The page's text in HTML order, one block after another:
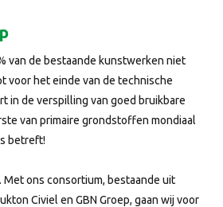
van de bestaande kunstwerken niet
voor het einde van de technische
in de verspilling van goed bruikbare
van primaire grondstoffen mondiaal
betreft!
Met ons consortium, bestaande uit
Civiel en GBN Groep, gaan wij voor